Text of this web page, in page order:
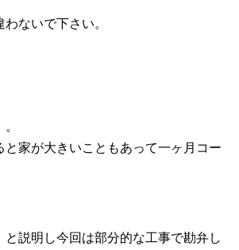
ないで下さい。
と家が大きいこともあって一ヶ月コー
と説明し今回は部分的な工事で勘弁し